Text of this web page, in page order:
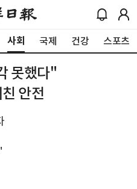
사회 국제 건강 스포츠
못했다"
안전